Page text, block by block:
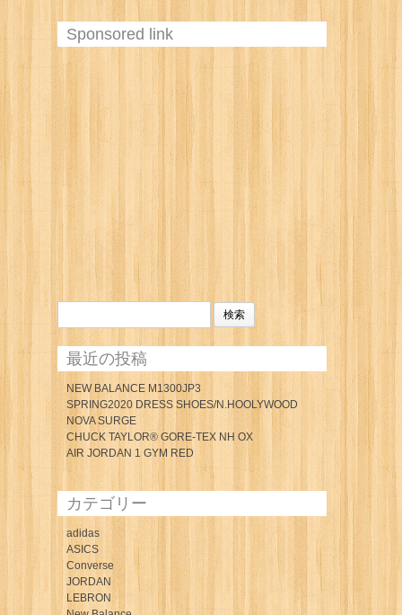
Sponsored link
検
索:
最近の投稿
NEW BALANCE M1300JP3
SPRING2020 DRESS SHOES/N.HOOLYWOOD
NOVA SURGE
CHUCK TAYLOR® GORE-TEX NH OX
AIR JORDAN 1 GYM RED
カテゴリー
adidas
ASICS
Converse
JORDAN
LEBRON